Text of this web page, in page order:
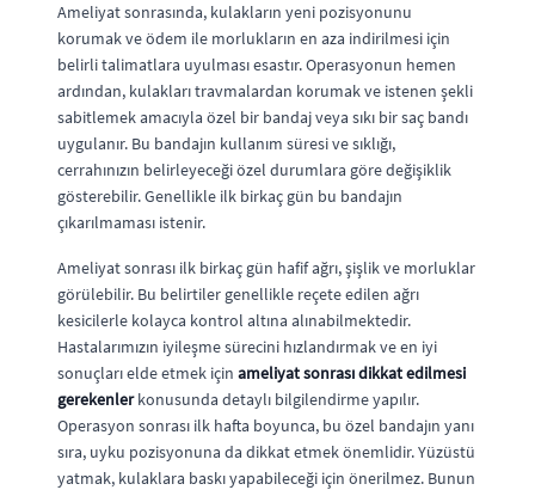
Ameliyat sonrasında, kulakların yeni pozisyonunu
korumak ve ödem ile morlukların en aza indirilmesi için
belirli talimatlara uyulması esastır. Operasyonun hemen
ardından, kulakları travmalardan korumak ve istenen şekli
sabitlemek amacıyla özel bir bandaj veya sıkı bir saç bandı
uygulanır. Bu bandajın kullanım süresi ve sıklığı,
cerrahınızın belirleyeceği özel durumlara göre değişiklik
gösterebilir. Genellikle ilk birkaç gün bu bandajın
çıkarılmaması istenir.
Ameliyat sonrası ilk birkaç gün hafif ağrı, şişlik ve morluklar
görülebilir. Bu belirtiler genellikle reçete edilen ağrı
kesicilerle kolayca kontrol altına alınabilmektedir.
Hastalarımızın iyileşme sürecini hızlandırmak ve en iyi
sonuçları elde etmek için ameliyat sonrası dikkat edilmesi
gerekenlerkonusunda detaylı bilgilendirme yapılır.
Operasyon sonrası ilk hafta boyunca, bu özel bandajın yanı
sıra, uyku pozisyonuna da dikkat etmek önemlidir. Yüzüstü
yatmak, kulaklara baskı yapabileceği için önerilmez. Bunun